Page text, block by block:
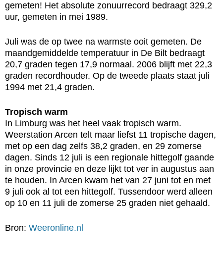
gemeten! Het absolute zonuurrecord bedraagt 329,2
uur, gemeten in mei 1989.
Juli was de op twee na warmste ooit gemeten. De
maandgemiddelde temperatuur in De Bilt bedraagt
20,7 graden tegen 17,9 normaal. 2006 blijft met 22,3
graden recordhouder. Op de tweede plaats staat juli
1994 met 21,4 graden.
Tropisch warm
In Limburg was het heel vaak tropisch warm.
Weerstation Arcen telt maar liefst 11 tropische dagen,
met op een dag zelfs 38,2 graden, en 29 zomerse
dagen. Sinds 12 juli is een regionale hittegolf gaande
in onze provincie en deze lijkt tot ver in augustus aan
te houden. In Arcen kwam het van 27 juni tot en met
9 juli ook al tot een hittegolf. Tussendoor werd alleen
op 10 en 11 juli de zomerse 25 graden niet gehaald.
Bron: Weeronline.nl